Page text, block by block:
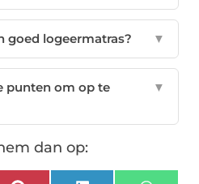
goed logeermatras? ▼
punten om op te
▼
dan op: